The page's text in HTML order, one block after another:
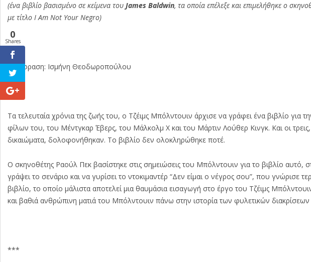
(ένα βιβλίο βασισμένο σε κείμενα του James Baldwin, τα οποία επέλεξε και επιμελήθηκε ο
με τίτλο I Am Not Your Negro)
μετάφραση: Ισμήνη Θεοδωροπούλου
Τα τελευταία χρόνια της ζωής του, ο Τζέιμς Μπόλντουιν άρχισε να γράφει ένα βιβλίο για
φίλων του, του Μέντγκαρ Έβερς, του Μάλκολμ Χ και του Μάρτιν Λούθερ Κινγκ. Και οι τρεις,
δικαιώματα, δολοφονήθηκαν. Το βιβλίο δεν ολοκληρώθηκε ποτέ.
Ο σκηνοθέτης Ραούλ Πεκ βασίστηκε στις σημειώσεις του Μπόλντουιν για το βιβλίο αυτό,
γράψει το σενάριο και να γυρίσει το ντοκιμαντέρ “Δεν είμαι ο νέγρος σου”, που γνώρισε
βιβλίο, το οποίο μάλιστα αποτελεί μια θαυμάσια εισαγωγή στο έργο του Τζέιμς
και βαθιά ανθρώπινη ματιά του Μπόλντουιν πάνω στην ιστορία των φυλετικών
***
0
Shares